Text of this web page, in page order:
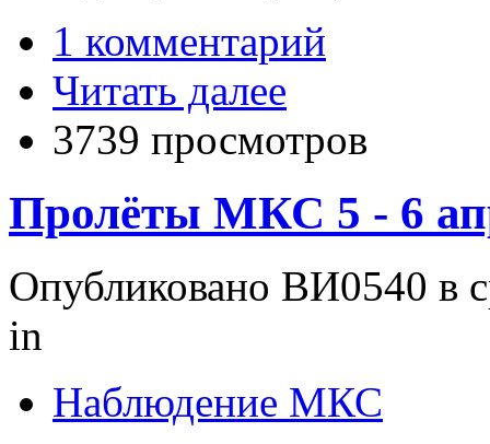
1 комментарий
Читать далее
3739 просмотров
Пролёты МКС 5 - 6
Опубликовано ВИ0540 в
in
Наблюдение МКС